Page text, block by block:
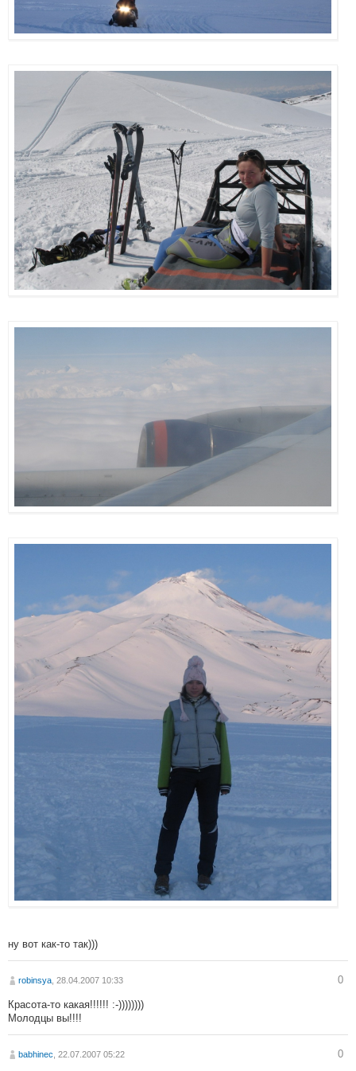
ну вот как-то так)))
robinsya , 28.04.2007 10:33 0
Красота-то какая!!!!!! :-))))))))
Молодцы вы!!!!
babhinec , 22.07.2007 05:22 0